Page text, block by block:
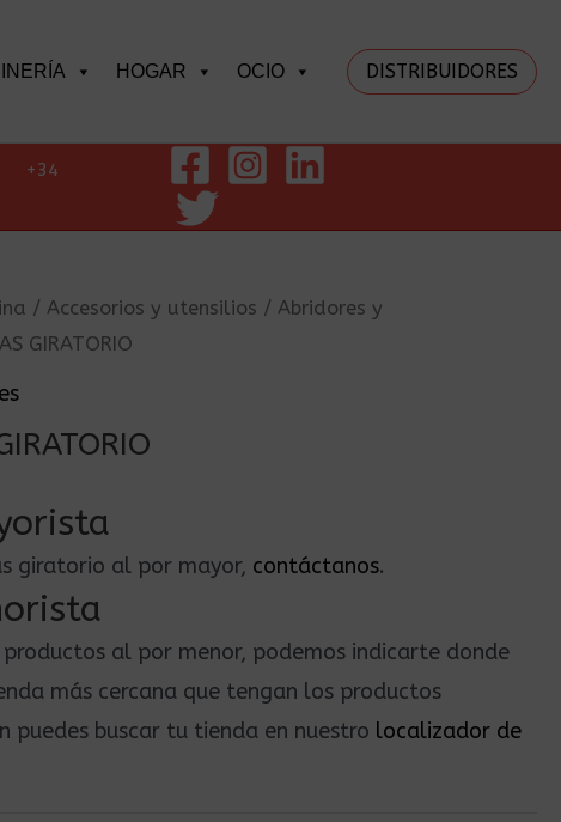
HOGAR OCIO DISTRIBUIDORES
+34
/Accesorios y utensilios /Abridores y
GIRATORIO
giratorio al por mayor, contáctanos.
productos al por menor, podemos indicarte donde
más cercana que tengan los productos
puedes buscar tu tienda en nuestro localizador de